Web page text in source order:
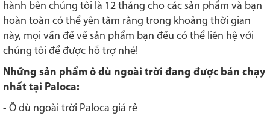
hành bên chúng tôi là 12 tháng cho các sản phẩm và bạn
hoàn toàn có thể yên tâm rằng trong khoảng thời gian
này, mọi vấn đề về sản phẩm bạn đều có thể liên hệ với
chúng tôi để được hỗ trợ nhé!
Những sản phẩm ô dù ngoài trời đang được bán chạy
nhất tại Paloca:
- Ô dù ngoài trời Paloca giá rẻ